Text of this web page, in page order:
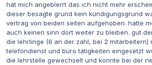
hat mich angeblerrt das ich nicht mehr
dieser besagte grund kein kündigungsgrund
vertrag von beiden seiten aufgehoben. hatte
auch keinen sinn dort weiter zu bleiben. gut
die lehrlinge (6 an der zahl, bei 2 mitarbeitern)
telefondienst und büro tätigkeiten eingesetzt
die lehrstelle gewechselt und konnte bei der